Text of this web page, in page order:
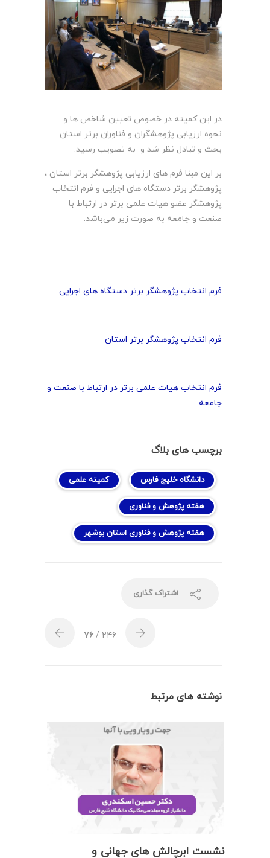
در این کمیته در خصوص تعیین شاخص ها و
نحوه ارزیابی پژوهشگران و فناوران برتر استان
بحث و تبادل نظر شد و به تصویب رسید.
بر این مبنا فرم های ارزیابی پژوهشگر برتر استان ،
پژوهشگر برتر دستگاه های اجرایی و فرم انتخاب
پژوهشگر عضو هیات علمی برتر در ارتباط با
صنعت و جامعه به صورت زیر می‌باشد.
فرم انتخاب پژوهشگر برتر دستگاه های اجرایی
فرم انتخاب پژوهشگر برتر استان
فرم انتخاب هیات علمی برتر در ارتباط با صنعت و
جامعه
برچسب های بلاگ
دانشگاه خلیج فارس کمیته علمی
هفته پژوهش و فناوری
هفته پژوهش و فناوری استان بوشهر
اشتراک گذاری
۷۶ / ۲۴۶
نوشته های مرتبط
نشست ابرچالش های جهانی و